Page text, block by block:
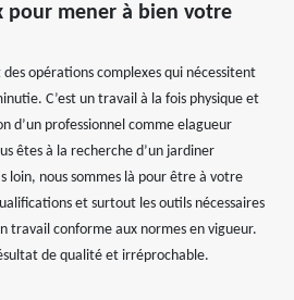
pour mener à bien votre
opérations complexes qui nécessitent
C’est un travail à la fois physique et
d’un professionnel comme elagueur
êtes à la recherche d’un jardiner
loin, nous sommes là pour être à votre
et surtout les outils nécessaires
travail conforme aux normes en vigueur.
de qualité et irréprochable.